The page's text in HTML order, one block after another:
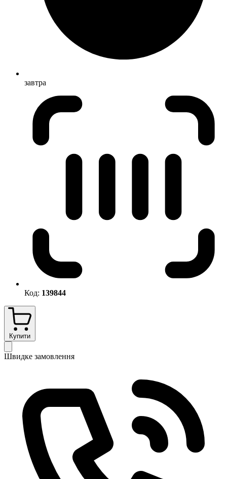
завтра
Код: 139844
Купити
Швидке замовлення